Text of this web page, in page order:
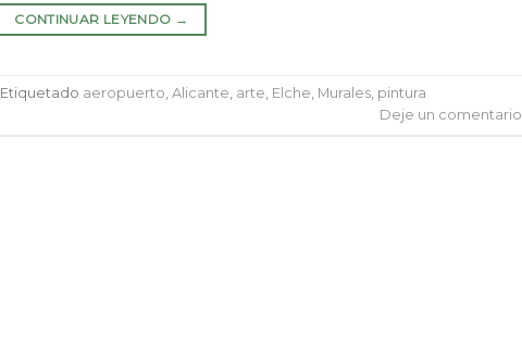
CONTINUAR LEYENDO →
Etiquetado aeropuerto, Alicante, arte, Elche, Murales, pintura
Deje un comentario